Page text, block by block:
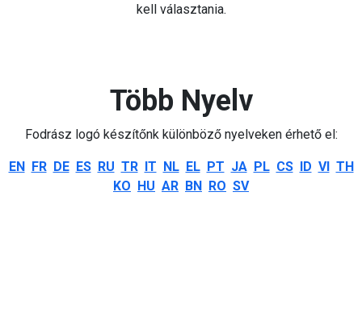
kell választania.
Több Nyelv
Fodrász logó készítőnk különböző nyelveken érhető el:
EN FR DE ES RU TR IT NL EL PT JA PL CS ID VI TH
KO HU AR BN RO SV